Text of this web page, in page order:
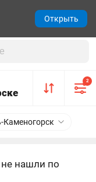
2
Каменогорск
нашли по
Открыть